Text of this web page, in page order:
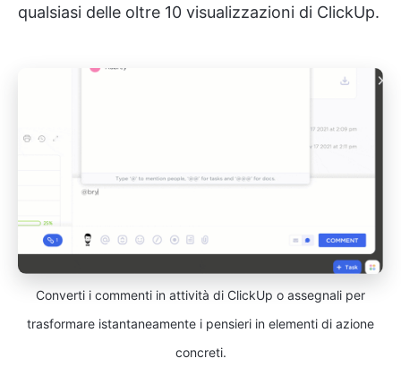
qualsiasi delle oltre 10 visualizzazioni di ClickUp.
Converti i commenti in attività di ClickUp o assegnali per
trasformare istantaneamente i pensieri in elementi di azione
concreti.